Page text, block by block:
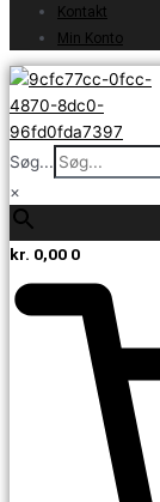
Kontakt
Min Konto
Søg...
×
kr. 0,00 0